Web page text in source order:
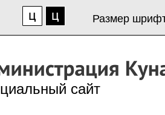
Размер
сайт